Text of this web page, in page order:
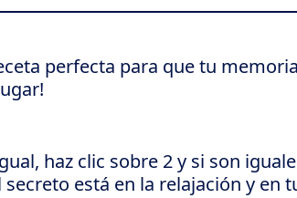
perfecta para que tu
haz clic sobre 2 y si son
está en la relajación y en